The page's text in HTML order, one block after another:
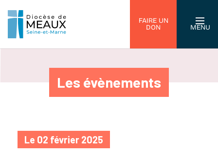
FAIRE UN
DON
MENU
Les évènements
Le 02 février 2025